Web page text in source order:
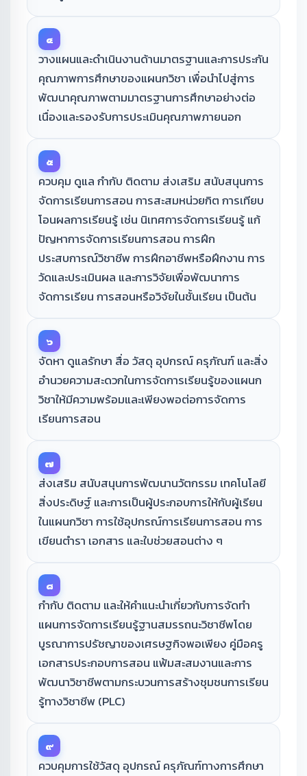
๔
วางแผนและดำเนินงานด้านมาตรฐานและการประกัน
คุณภาพการศึกษาของแผนกวิชา เพื่อนำไปสู่การ
พัฒนาคุณภาพตามมาตรฐานการศึกษาอย่างต่อ
เนื่องและรองรับการประเมินคุณภาพภายนอก
๕
ควบคุม ดูแล กำกับ ติดตาม ส่งเสริม สนับสนุนการ
จัดการเรียนการสอน การสะสมหน่วยกิต การเทียบ
โอนผลการเรียนรู้ เช่น นิเทศการจัดการเรียนรู้ แก้
ปัญหาการจัดการเรียนการสอน การฝึก
ประสบการณ์วิชาชีพ การฝึกอาชีพหรือฝึกงาน การ
วัดและประเมินผล และการวิจัยเพื่อพัฒนาการ
จัดการเรียน การสอนหรือวิจัยในชั้นเรียน เป็นต้น
๖
จัดหา ดูแลรักษา สื่อ วัสดุ อุปกรณ์ ครุภัณฑ์ และสิ่ง
อำนวยความสะดวกในการจัดการเรียนรู้ของแผนก
วิชาให้มีความพร้อมและเพียงพอต่อการจัดการ
เรียนการสอน
๗
ส่งเสริม สนับสนุนการพัฒนานวัตกรรม เทคโนโลยี
สิ่งประดิษฐ์ และการเป็นผู้ประกอบการให้กับผู้เรียน
ในแผนกวิชา การใช้อุปกรณ์การเรียนการสอน การ
เขียนตำรา เอกสาร และใบช่วยสอนต่าง ๆ
๘
กำกับ ติดตาม และให้คำแนะนำเกี่ยวกับการจัดทำ
แผนการจัดการเรียนรู้ฐานสมรรถนะวิชาชีพโดย
บูรณาการปรัชญาของเศรษฐกิจพอเพียง คู่มือครู
เอกสารประกอบการสอน แฟ้มสะสมงานและการ
พัฒนาวิชาชีพตามกระบวนการสร้างชุมชนการเรียน
รู้ทางวิชาชีพ (PLC)
๙
ควบคุมการใช้วัสดุ อุปกรณ์ ครุภัณฑ์ทางการศึกษา